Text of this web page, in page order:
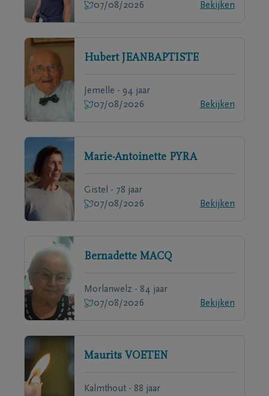
07/08/2026
Bekijken
Hubert JEANBAPTISTE
Jemelle - 94 jaar
07/08/2026
Bekijken
Marie-Antoinette PYRA
Gistel - 78 jaar
07/08/2026
Bekijken
Bernadette MACQ
Morlanwelz - 84 jaar
07/08/2026
Bekijken
Maurits VOETEN
Kalmthout - 88 jaar